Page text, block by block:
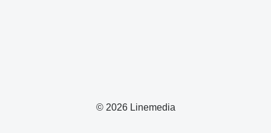
© 2026 Linemedia